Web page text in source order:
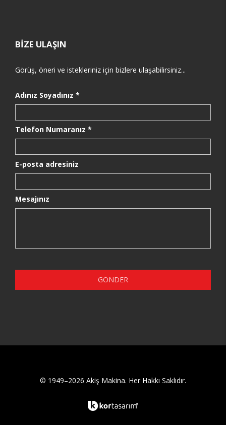
BİZE ULAŞIN
Görüş, öneri ve istekleriniz için bizlere ulaşabilirsiniz...
Adınız Soyadınız *
Telefon Numaranız *
E-posta adresiniz
Mesajınız
GÖNDER
© 1949–2026 Akiş Makina. Her Hakkı Saklıdır.